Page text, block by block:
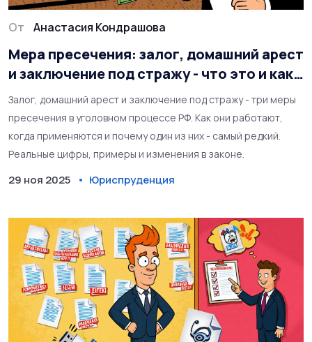
От Анастасия Кондрашова
Мера пресечения: залог, домашний арест
и заключение под стражу - что это и как
применяется
Залог, домашний арест и заключение под стражу - три меры
пресечения в уголовном процессе РФ. Как они работают,
когда применяются и почему один из них - самый редкий.
Реальные цифры, примеры и изменения в законе.
29 ноя 2025 Юриспруденция